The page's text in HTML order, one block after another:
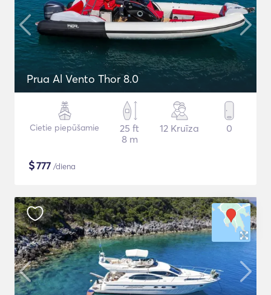
Prua Al Vento Thor 8.0
Cietie piepūšamie
25 ft
8 m
12 Kruīza 0
$777 /diena